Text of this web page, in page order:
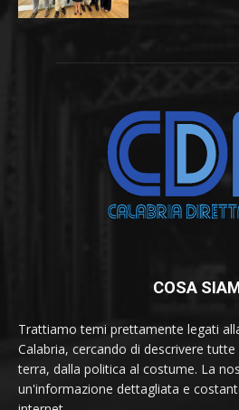
COSA
Trattiamo temi prettamente legati
Calabria, cercando di descrivere
terra, dalla politica al costume. La
un'informazione dettagliata e